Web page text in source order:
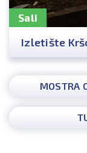
Sali
Izletište
MOSTRA